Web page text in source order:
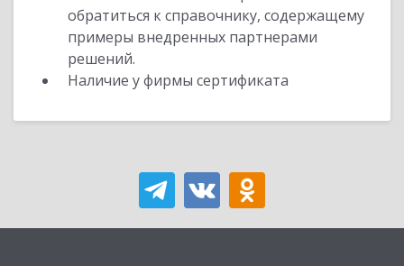
обратиться к справочнику, содержащему
примеры внедренных партнерами
решений.
Наличие у фирмы сертификата